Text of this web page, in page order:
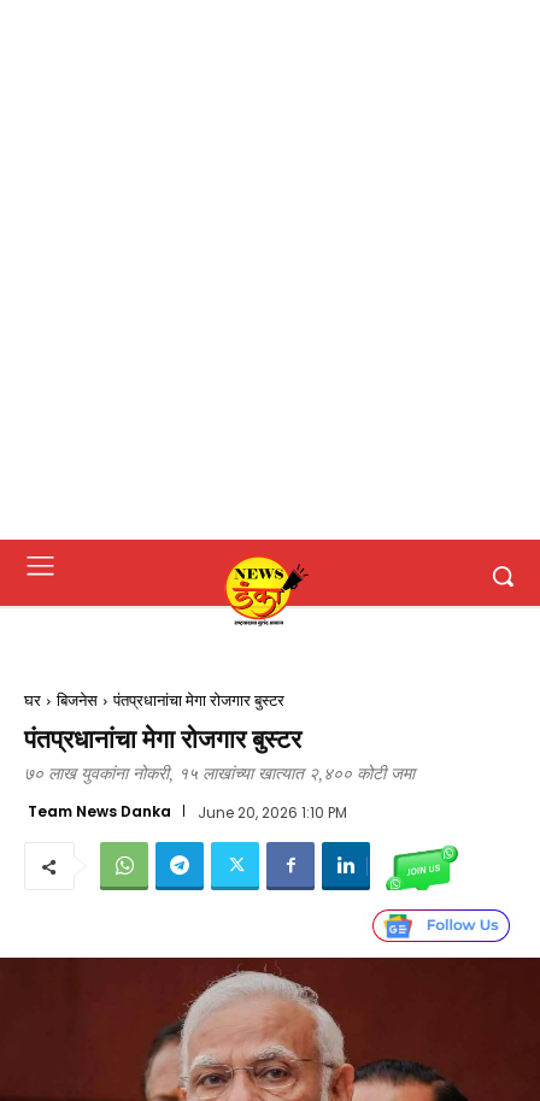
घर बिजनेस पंतप्रधानांचा मेगा रोजगार बुस्टर
पंतप्रधानांचा मेगा रोजगार बुस्टर
७० लाख युवकांना नोकरी, १५ लाखांच्या खात्यात २,४०० कोटी जमा
Team News Danka June 20, 2026 1:10 PM